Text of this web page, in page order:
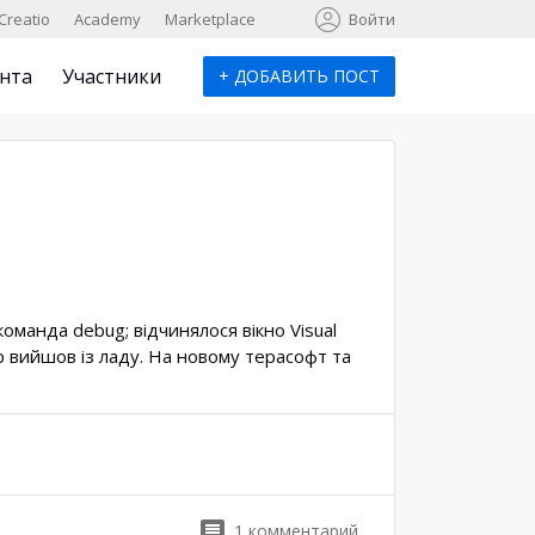
Creatio Academy Marketplace Войти
Участники + ДОБАВИТЬ ПОСТ
debug; відчинялося вікно Visual
вийшов із ладу. На новому терасофт та